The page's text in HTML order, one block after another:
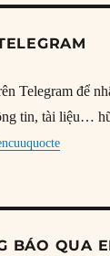
Telegram để
tin, tài liệu…
BÁO QUA